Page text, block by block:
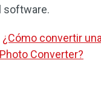
software.
¿Cómo convertir
Converter?